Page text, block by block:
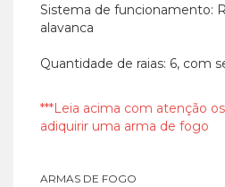
Sistema de funcionamento:
alavanca
Quantidade de raias: 6, com
***Leia acima com atenção
adiquirir uma arma de fogo
ARMAS DE FOGO